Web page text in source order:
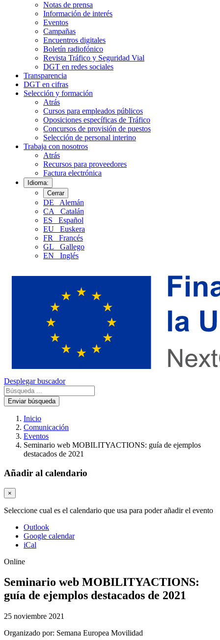
Notas de prensa
Información de interés
Eventos
Campañas
Encuentros digitales
Boletín radiofónico
Revista Tráfico y Seguridad Vial
DGT en redes sociales
Transparencia
DGT en cifras
Selección y formación
Atrás
Cursos para empleados públicos
Oposiciones específicas de Tráfico
Concursos de provisión de puestos
Selección de personal interino
Trabaja con nosotros
Atrás
Recursos para proveedores
Factura electrónica
Idioma:
Cerrar
DE
Alemán
CA
Catalán
ES
Español
EU
Euskera
FR
Francés
GL
Gallego
EN
Inglés
Desplegar buscador
Enviar búsqueda
Inicio
Comunicación
Eventos
Seminario web MOBILITYACTIONS: guía de ejemplos
destacados de 2021
Añadir al calendario
×
Seleccione cual es el calendario que usa para poder añadir el evento
Outlook
Google calendar
iCal
Online
Seminario web MOBILITYACTIONS:
guía de ejemplos destacados de 2021
25 noviembre 2021
Organizado por: Semana Europea Movilidad